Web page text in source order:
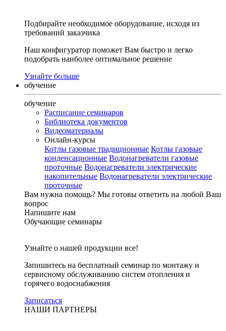
Подбирайте необходимое оборудование, исходя из
требований заказчика
Наш конфигуратор поможет Вам быстро и легко
подобрать наиболее оптимальное решение
Узнайте больше
обучение
обучение
Расписание семинаров
Библиотека документов
Видеоматериалы
Онлайн-курсы
Котлы газовые традиционные Котлы газовые
конденсационные Водонагреватели газовые
проточные Водонагреватели электрические
накопительные Водонагреватели электрические
проточные
Вам нужна помощь? Мы готовы ответить на любой Ваш
вопрос
Напишите нам
Обучающие семинары
Узнайте о нашей продукции все!
Запишитесь на бесплатный семинар по монтажу и
сервисному обслуживанию систем отопления и
горячего водоснабжения
Записаться
НАШИ ПАРТНЕРЫ